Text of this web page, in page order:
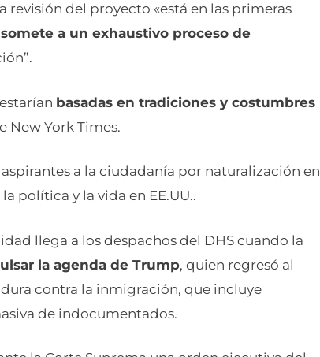
del proyecto «está en las primeras
a un exhaustivo proceso de
basadas en tradiciones y costumbres
New York Times.
a la ciudadanía por naturalización en
política y la vida en EE.UU..
llega a los despachos del DHS cuando la
la agenda de Trump, quien regresó al
contra la inmigración, que incluye
de indocumentados.